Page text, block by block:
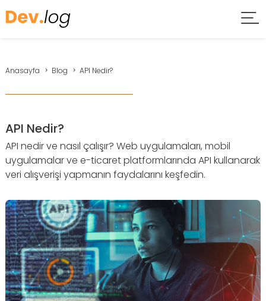
Anasayfa Blog API Nedir?
API Nedir?
API nedir ve nasıl çalışır? Web uygulamaları, mobil
uygulamalar ve e-ticaret platformlarında API kullanarak
veri alışverişi yapmanın faydalarını keşfedin.